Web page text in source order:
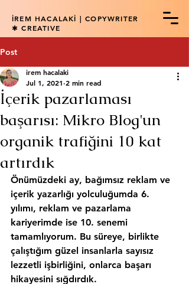
İREM HACALAKİ | COPYWRITER
✱ CREATIVE
Post
İçerik pazarlaması
başarısı: Mikro Blog'un
organik trafiğini 10 kat
artırdık
irem hacalaki
Jul 1, 2021 2 min read
Önümüzdeki ay, bağımsız reklam ve
içerik yazarlığı yolculuğumda 6.
yılımı, reklam ve pazarlama
kariyerimde ise 10. senemi
tamamlıyorum. Bu süreye, birlikte
çalıştığım güzel insanlarla sayısız
lezzetli işbirliğini, onlarca başarı
hikayesini sığdırdık.